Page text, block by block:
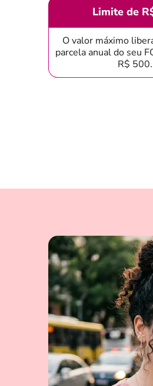
Limite de
O valor máximo
parcela anual do seu
R$ 500.